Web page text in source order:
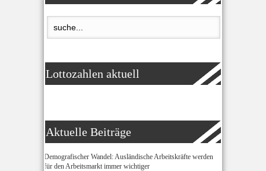
Lottozahlen aktuell
Aktuelle Beiträge
Demografischer Wandel: Ausländische Arbeitskräfte werden
für den Arbeitsmarkt immer wichtiger